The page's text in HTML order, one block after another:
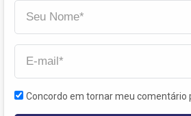
Concordo em tornar meu comentário